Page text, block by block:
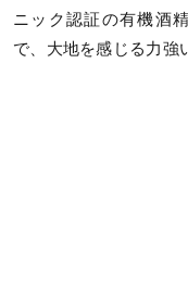
ニック認証の有機酒
で、大地を感じる力強